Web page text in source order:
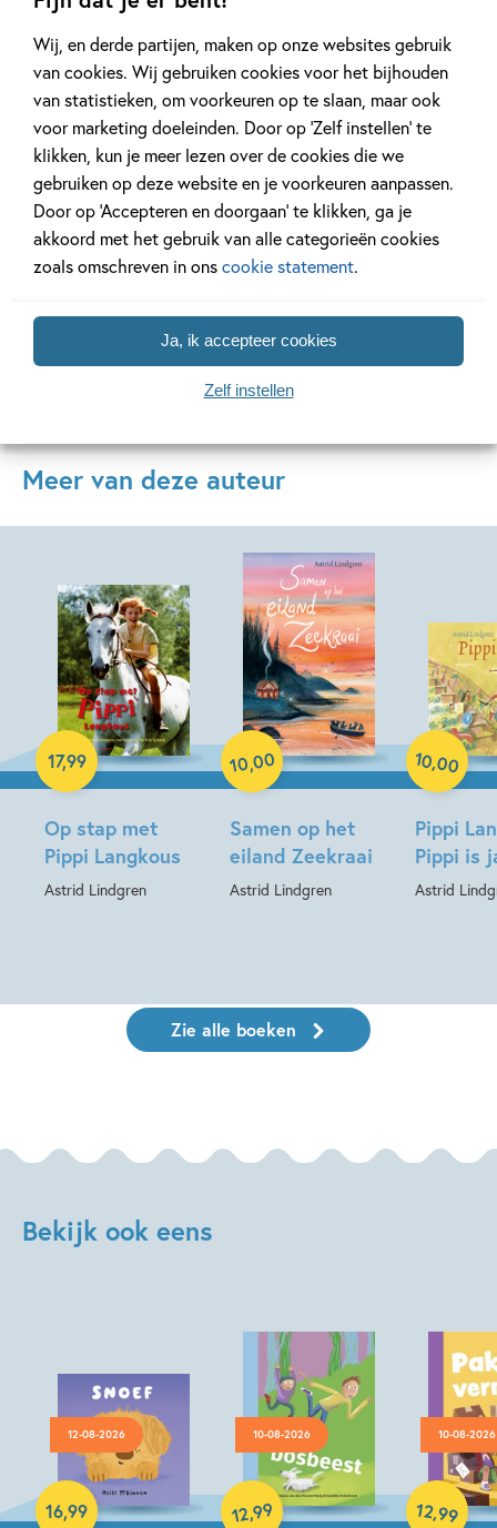
Wij, en derde partijen, maken op onze websites gebruik
van cookies. Wij gebruiken cookies voor het bijhouden
van statistieken, om voorkeuren op te slaan, maar ook
voor marketing doeleinden. Door op ‘Zelf instellen’ te
klikken, kun je meer lezen over de cookies die we
gebruiken op deze website en je voorkeuren aanpassen.
Door op ‘Accepteren en doorgaan’ te klikken, ga je
akkoord met het gebruik van alle categorieën cookies
zoals omschreven in onscookie statement.
Ja, ik accepteer cookies
Zelf instellen
11 JANUARI 2026
Ons Kinderpanel leest:
‘Marvel Superhelden’
Lees meer
22 DECEMBER 2025
Ons
‘Vraag het
Lees meer
Meer van deze auteur
Op stap met
Pippi Langkous
Astrid Lindgren
17,99
Hardcover
Samen op het
eiland Zeekraai
Astrid Lindgren
10,00
Paperback
Pippi
Pippi is
Astrid
10,00
Hardcover
Zie alle boeken
Bekijk ook eens
12-08-2026
16,99
Hardcover
10-08-2026
12,99
Hardcover
10-08-2026
12,99
Hardcover